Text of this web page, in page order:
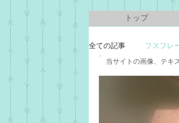
トップ
全ての記事 フスフレ
当サイトの画像、テキ